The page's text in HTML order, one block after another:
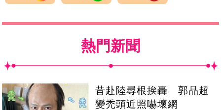
熱門新聞
昔赴陸尋根挨轟 郭品超
變禿頭近照嚇壞網